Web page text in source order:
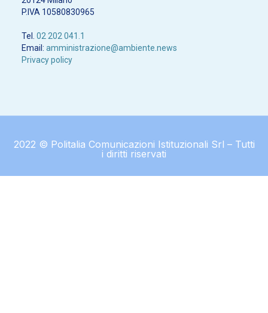
P.IVA 10580830965
Tel. 02 202 041.1
Email: amministrazione@ambiente.news
Privacy policy
2022 © Politalia Comunicazioni Istituzionali Srl – Tutti
i diritti riservati